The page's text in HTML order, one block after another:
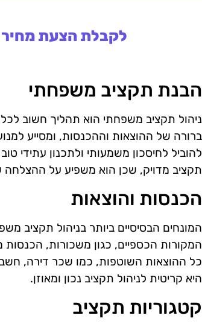
לקבלת הצעת מחיר
הבנת תקציב משפחתי
ניהול תקציב משפחתי הוא תהליך חשוב
ברורה של ההוצאות וההכנסות, ומסייע
להוביל לחיסכון משמעותי ולתכנון עתידי
תקציב מדויק, שכן הוא משפיע על
הכנסות והוצאות
המונחים הבסיסיים ביותר בניהול תקציב
המקורות הכספיים, כגון משכורות,
כל ההוצאות השוטפות, כמו שכר דירה,
היא קריטית לניהול תקציב נכון ומאוזן.
קטגוריות תקציב